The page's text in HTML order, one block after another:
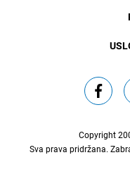
Copyright
Sva prava pridržana.